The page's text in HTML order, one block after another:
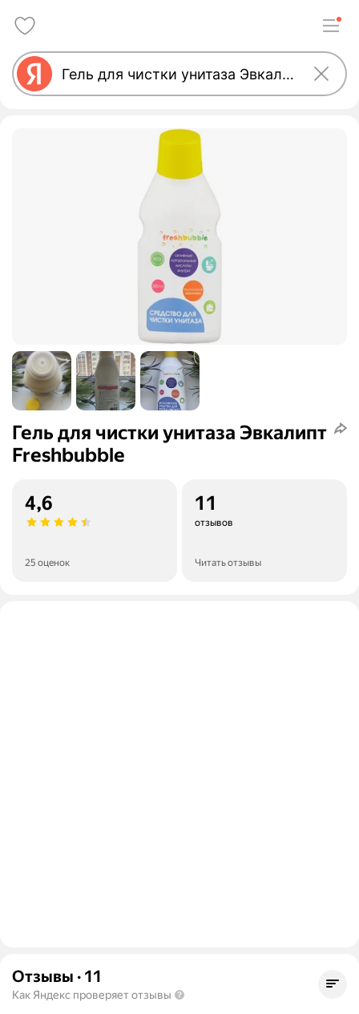
Гель для чистки унитаза Эвкалипт
Freshbubble
4,6
25 оценок
11
отзывов
Читать отзывы
Отзывы · 11
Как Яндекс проверяет отзывы